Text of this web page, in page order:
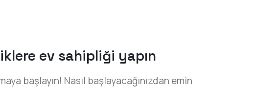
ev sahipliği yapın
başlayın! Nasıl başlayacağınızdan emin